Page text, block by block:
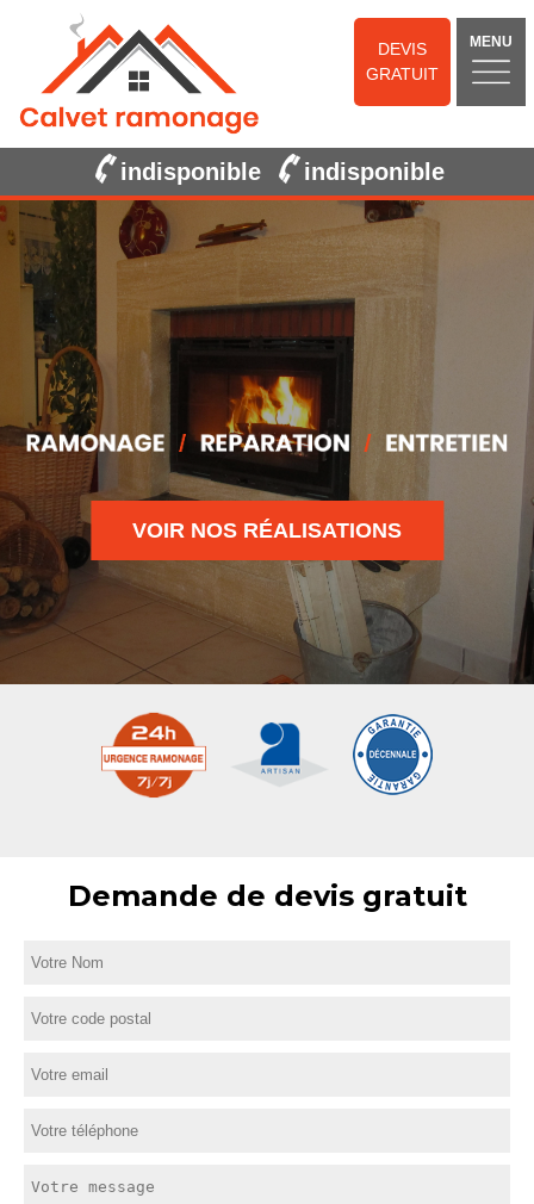
DEVIS
GRATUIT
MENU
indisponible indisponible
VOIR NOS RÉALISATIONS
Demande de devis gratuit